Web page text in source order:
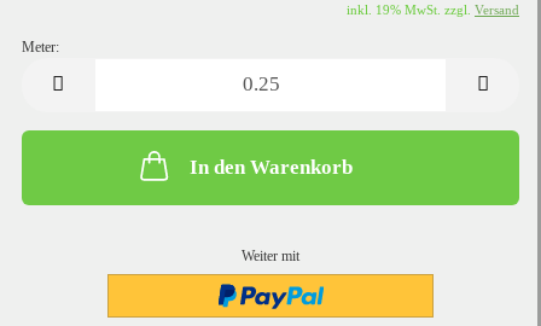
inkl. 19% MwSt. zzgl. Versand
Meter:
In den Warenkorb
Weiter mit